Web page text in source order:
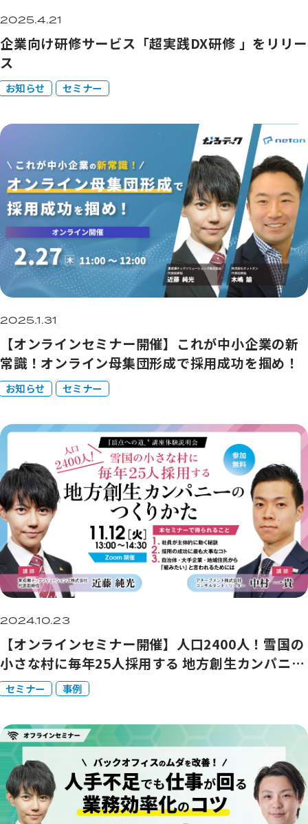
2025.4.21
企業向け研修サービス「超実践DX研修 」をリリー
ス
お知らせ セミナー
2025.1.31
【オンラインセミナー開催】これが中小企業の新
常識！オンライン母集団形成で採用成功を掴め！
お知らせ セミナー
2024.10.23
【オンラインセミナー開催】人口2400人！雪国の
小さな村に毎年25人採用する 地方創生カンパニー
のつくりかた
セミナー 事例